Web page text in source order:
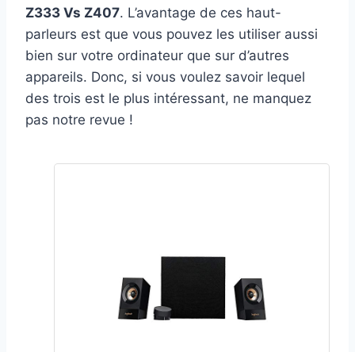
Z333 Vs Z407. L’avantage de ces haut-
parleurs est que vous pouvez les utiliser aussi
bien sur votre ordinateur que sur d’autres
appareils. Donc, si vous voulez savoir lequel
des trois est le plus intéressant, ne manquez
pas notre revue !